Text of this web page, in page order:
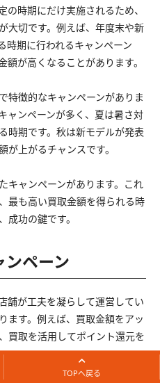
時期にだけ実施されるため、
大切です。例えば、年度末や新
時期に行われるキャンペーン
が高くなることがあります。
特徴的なキャンペーンがありま
ャンペーンが多く、夏は暑さ対
時期です。秋は新モデルが発表
が上がるチャンスです。
キャンペーンがあります。これ
最も高い買取金額を得られる時
成功の鍵です。
ペーン
舗が工夫を凝らして運営してい
ます。例えば、買取金額をアッ
買取を活用してポイント還元を
TOPへ戻る